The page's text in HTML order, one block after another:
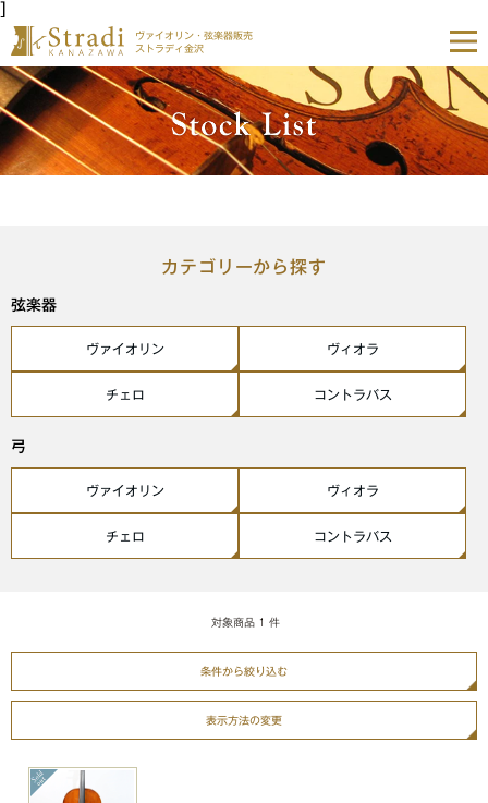
]
ヴァイオリン・弦楽器販売
ストラディ金沢
カテゴリーから探す
弦楽器
ヴァイオリン ヴィオラ
チェロ コントラバス
弓
ヴァイオリン ヴィオラ
チェロ コントラバス
対象商品 1 件
条件から絞り込む
表示方法の変更